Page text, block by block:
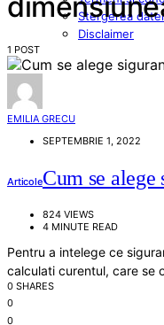
Stergerea
Disclaimer
1 POST
EMILIA GRECU
SEPTEMBRIE 1, 2022
ArticoleCum se
824 VIEWS
4 MINUTE READ
Pentru a intelege ce
calculati curentul, care se
0 SHARES
0
0